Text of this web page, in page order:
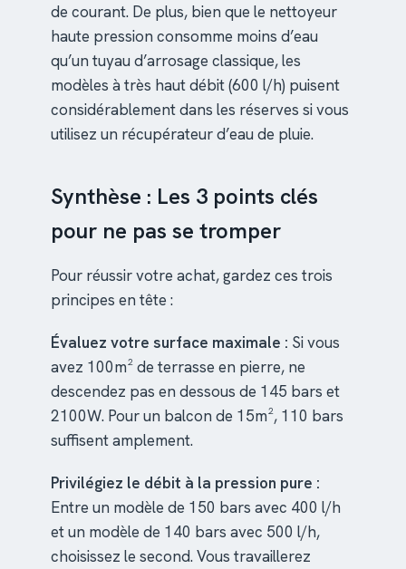
de courant. De plus, bien que le nettoyeur
haute pression consomme moins d’eau
qu’un tuyau d’arrosage classique, les
modèles à très haut débit (600 l/h) puisent
considérablement dans les réserves si vous
utilisez un récupérateur d’eau de pluie.
Synthèse : Les 3 points clés
pour ne pas se tromper
Pour réussir votre achat, gardez ces trois
principes en tête :
Évaluez votre surface maximale : Si vous
avez 100m² de terrasse en pierre, ne
descendez pas en dessous de 145 bars et
2100W. Pour un balcon de 15m², 110 bars
suffisent amplement.
Privilégiez le débit à la pression pure :
Entre un modèle de 150 bars avec 400 l/h
et un modèle de 140 bars avec 500 l/h,
choisissez le second. Vous travaillerez